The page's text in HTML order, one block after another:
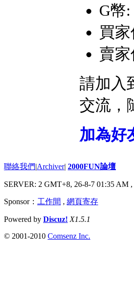
G幣:
買
賣家
請加入
交流，
加為好
聯絡我們|Archiver| 2000FUN論壇
SERVER: 2 GMT+8, 26-8-7 01:35 AM
Sponsor： 工作間 , 網頁寄存
Powered by Discuz! X1.5.1
© 2001-2010 Comsenz Inc.